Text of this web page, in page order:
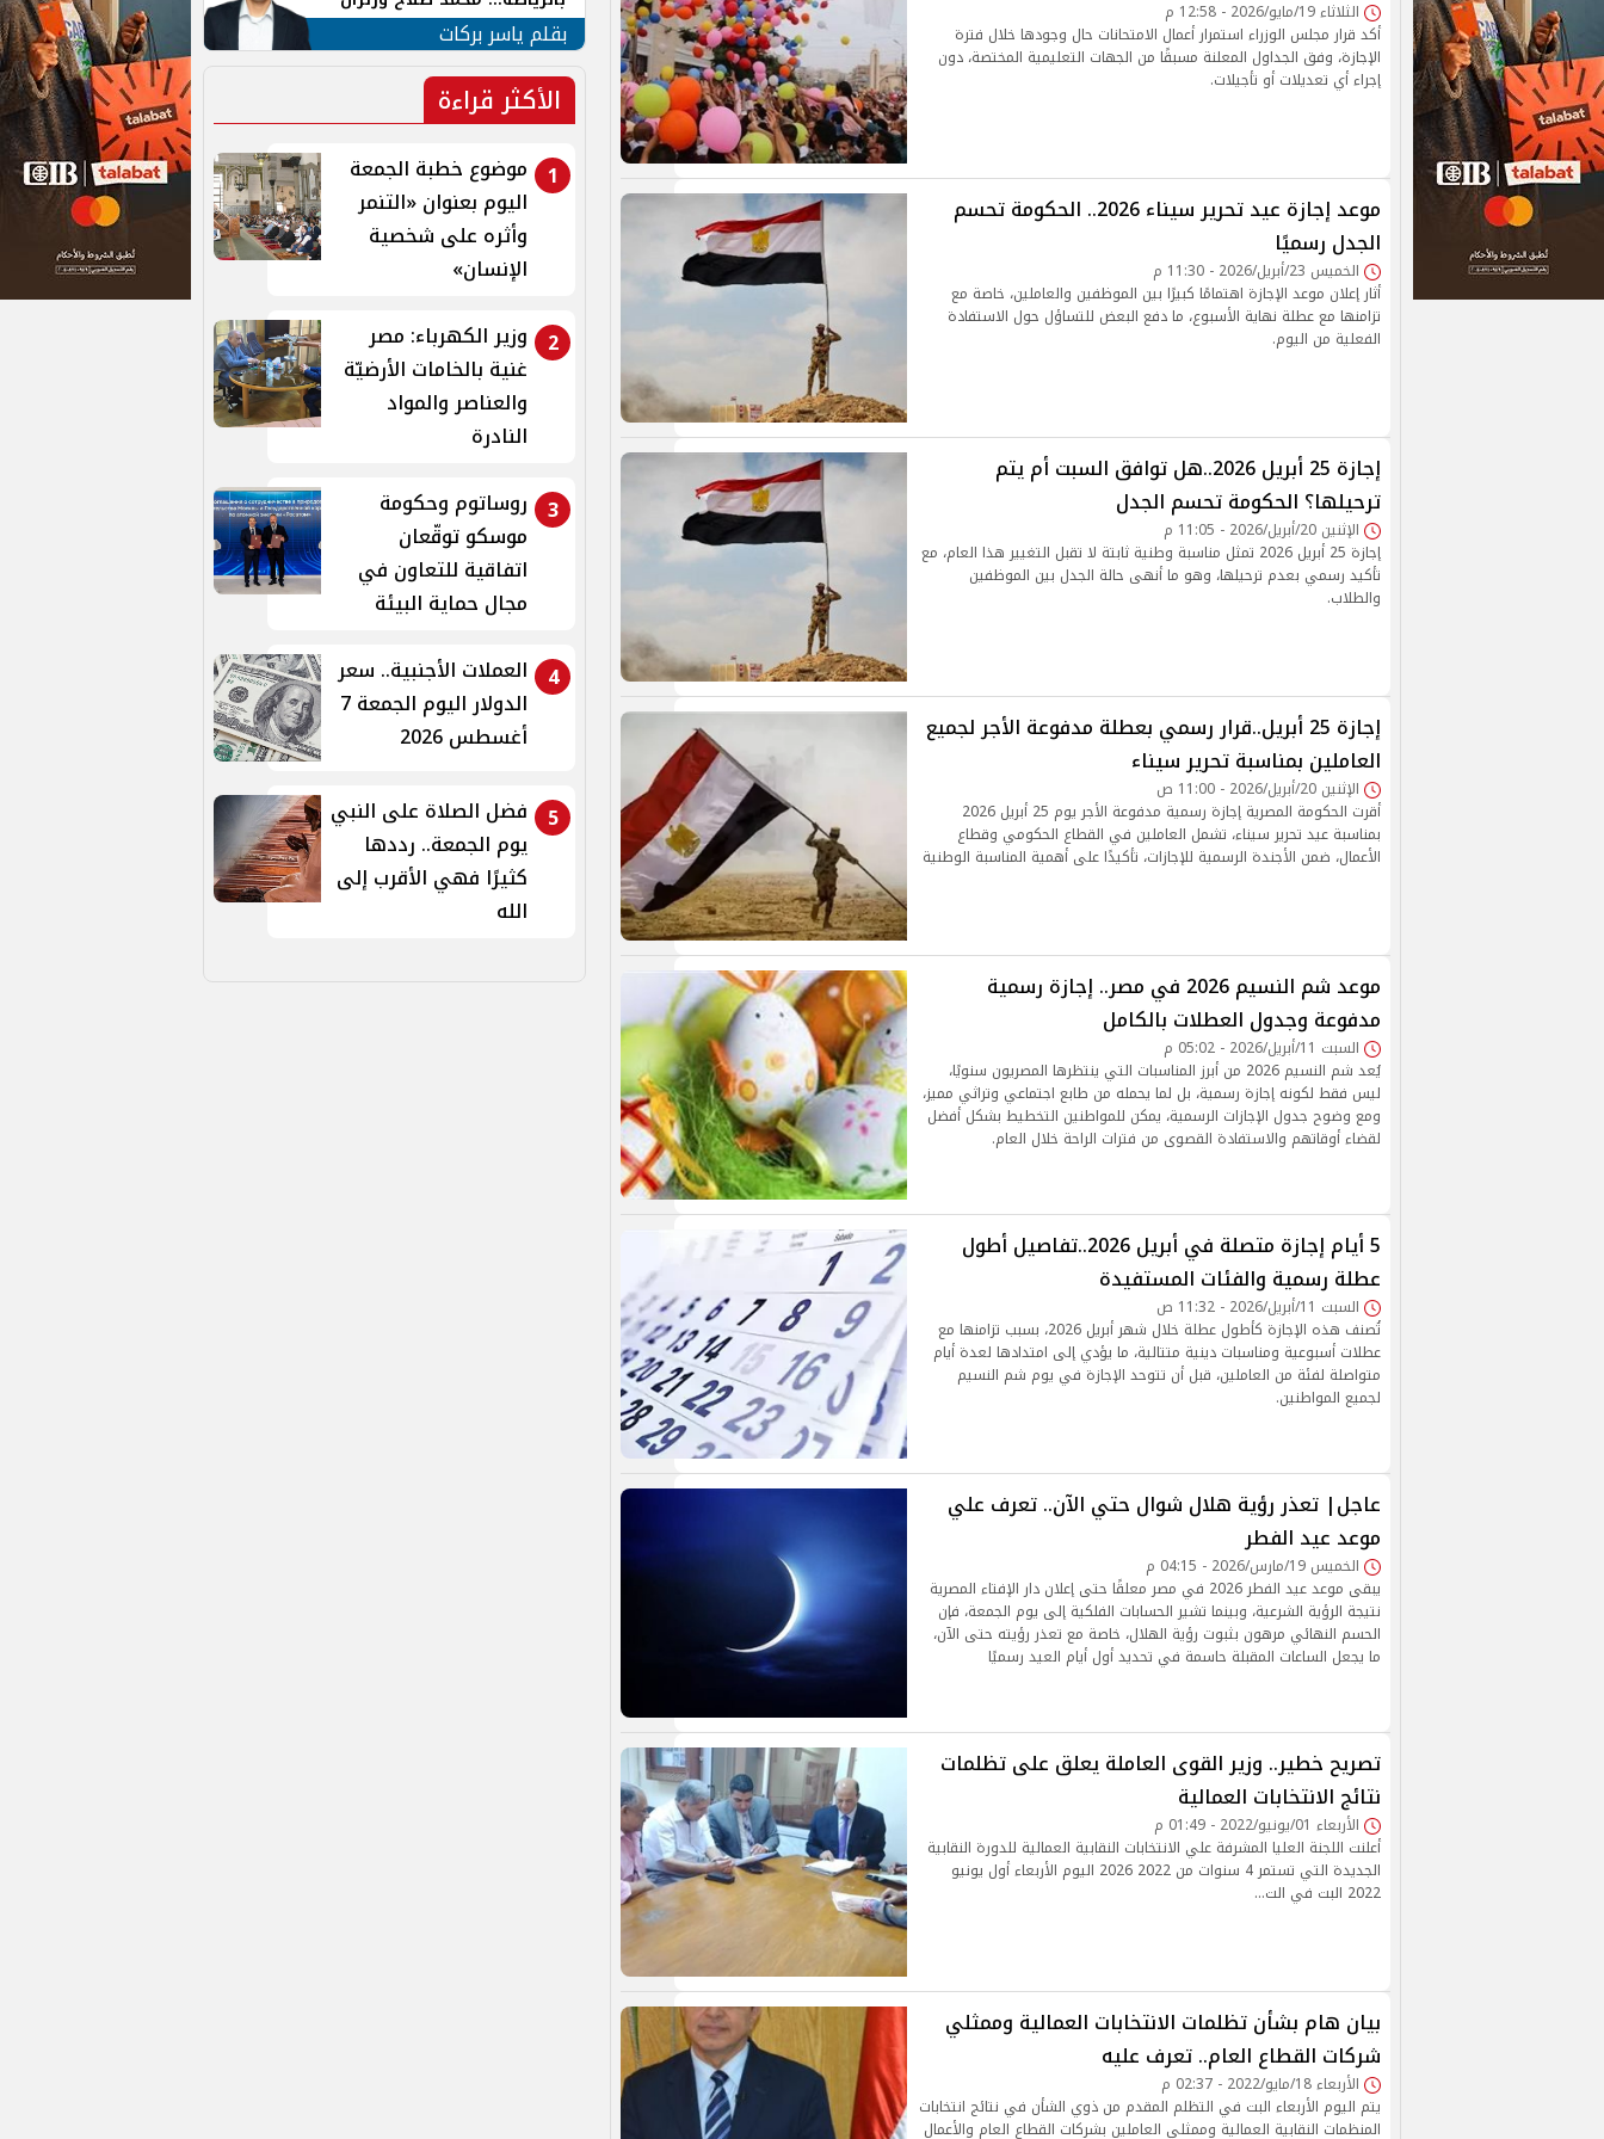
الثلاثاء 19/مايو/2026 - 12:58 م
أكد قرار مجلس الوزراء استمرار أعمال الامتحانات حال وجودها خلال فترة
الإجازة، وفق الجداول المعلنة مسبقًا من الجهات التعليمية المختصة، دون
إجراء أي تعديلات أو تأجيلات.
موعد إجازة عيد تحرير سيناء 2026.. الحكومة تحسم
الجدل رسميًا
الخميس 23/أبريل/2026 - 11:30 م
أثار إعلان موعد الإجازة اهتمامًا كبيرًا بين الموظفين والعاملين، خاصة مع
تزامنها مع عطلة نهاية الأسبوع، ما دفع البعض للتساؤل حول الاستفادة
الفعلية من اليوم.
إجازة 25 أبريل 2026..هل توافق السبت أم يتم
ترحيلها؟ الحكومة تحسم الجدل
الإثنين 20/أبريل/2026 - 11:05 م
إجازة 25 أبريل 2026 تمثل مناسبة وطنية ثابتة لا تقبل التغيير هذا العام، مع
تأكيد رسمي بعدم ترحيلها، وهو ما أنهى حالة الجدل بين الموظفين
والطلاب.
إجازة 25 أبريل..قرار رسمي بعطلة مدفوعة الأجر لجميع
العاملين بمناسبة تحرير سيناء
الإثنين 20/أبريل/2026 - 11:00 ص
أقرت الحكومة المصرية إجازة رسمية مدفوعة الأجر يوم 25 أبريل 2026
بمناسبة عيد تحرير سيناء، تشمل العاملين في القطاع الحكومي وقطاع
الأعمال، ضمن الأجندة الرسمية للإجازات، تأكيدًا على أهمية المناسبة الوطنية
موعد شم النسيم 2026 في مصر.. إجازة رسمية
مدفوعة وجدول العطلات بالكامل
السبت 11/أبريل/2026 - 05:02 م
يُعد شم النسيم 2026 من أبرز المناسبات التي ينتظرها المصريون سنويًا،
ليس فقط لكونه إجازة رسمية، بل لما يحمله من طابع اجتماعي وتراثي مميز،
ومع وضوح جدول الإجازات الرسمية، يمكن للمواطنين التخطيط بشكل أفضل
لقضاء أوقاتهم والاستفادة القصوى من فترات الراحة خلال العام.
5 أيام إجازة متصلة في أبريل 2026..تفاصيل أطول
عطلة رسمية والفئات المستفيدة
السبت 11/أبريل/2026 - 11:32 ص
تُصنف هذه الإجازة كأطول عطلة خلال شهر أبريل 2026، بسبب تزامنها مع
عطلات أسبوعية ومناسبات دينية متتالية، ما يؤدي إلى امتدادها لعدة أيام
متواصلة لفئة من العاملين، قبل أن تتوحد الإجازة في يوم شم النسيم
لجميع المواطنين.
عاجل| تعذر رؤية هلال شوال حتي الآن.. تعرف علي
موعد عيد الفطر
الخميس 19/مارس/2026 - 04:15 م
يبقى موعد عيد الفطر 2026 في مصر معلقًا حتى إعلان دار الإفتاء المصرية
نتيجة الرؤية الشرعية، وبينما تشير الحسابات الفلكية إلى يوم الجمعة، فإن
الحسم النهائي مرهون بثبوت رؤية الهلال، خاصة مع تعذر رؤيته حتى الآن،
ما يجعل الساعات المقبلة حاسمة في تحديد أول أيام العيد رسميًا
تصريح خطير.. وزير القوى العاملة يعلق على تظلمات
نتائج الانتخابات العمالية
الأربعاء 01/يونيو/2022 - 01:49 م
أعلنت اللجنة العليا المشرفة علي الانتخابات النقابية العمالية للدورة النقابية
الجديدة التي تستمر 4 سنوات من 2022 2026 اليوم الأربعاء أول يونيو
2022 البت في الت…
بيان هام بشأن تظلمات الانتخابات العمالية وممثلي
شركات القطاع العام.. تعرف عليه
الأربعاء 18/مايو/2022 - 02:37 م
يتم اليوم الأربعاء البت في التظلم المقدم من ذوي الشأن في نتائج انتخابات
المنظمات النقابية العمالية وممثلي العاملين بشركات القطاع العام والأعمال
الهوية في الشارع التركي
بقلم ياسر بركات
الأكثر قراءة
1
موضوع خطبة الجمعة
اليوم بعنوان «التنمر
وأثره على شخصية
الإنسان»
2
وزير الكهرباء: مصر
غنية بالخامات الأرضيّة
والعناصر والمواد
النادرة
3 روساتوم وحكومة
موسكو توقّعان
اتفاقية للتعاون في
مجال حماية البيئة
4
العملات الأجنبية.. سعر
الدولار اليوم الجمعة 7
أغسطس 2026
5
فضل الصلاة على النبي
يوم الجمعة.. رددها
كثيرًا فهي الأقرب إلى
الله